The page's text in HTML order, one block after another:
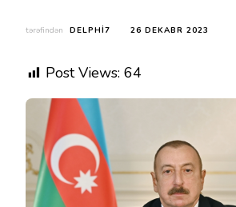
tərəfindən DELPHI7 26 DEKABR 2023
Post Views: 64